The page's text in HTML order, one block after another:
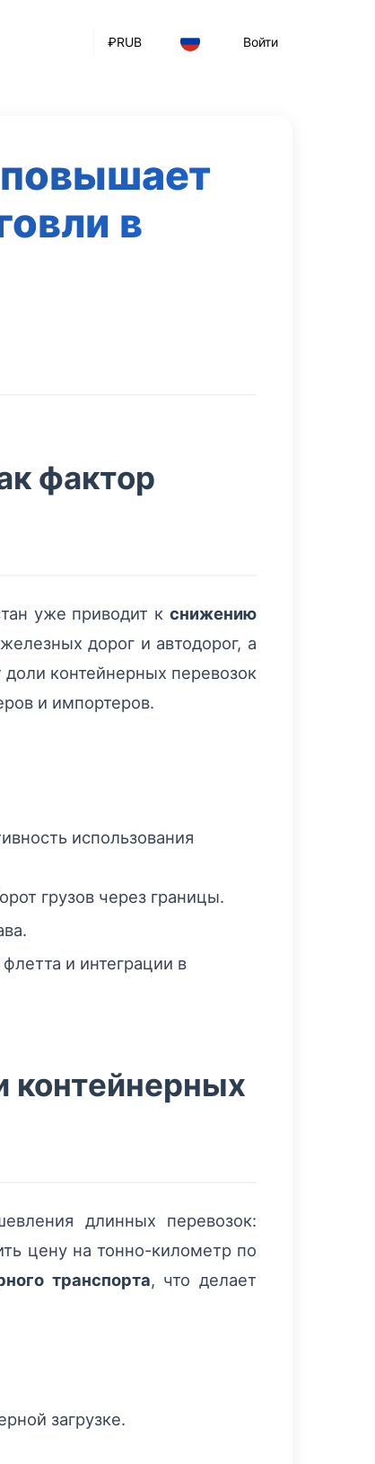
₽RUB Войти
в
фактор
уже приводит к снижению
дорог и автодорог, а
контейнерных перевозок
и импортеров.
использования
грузов через границы.
и интеграции в
контейнерных
длинных перевозок:
цену на тонно-километр по
транспорта, что делает
загрузке.